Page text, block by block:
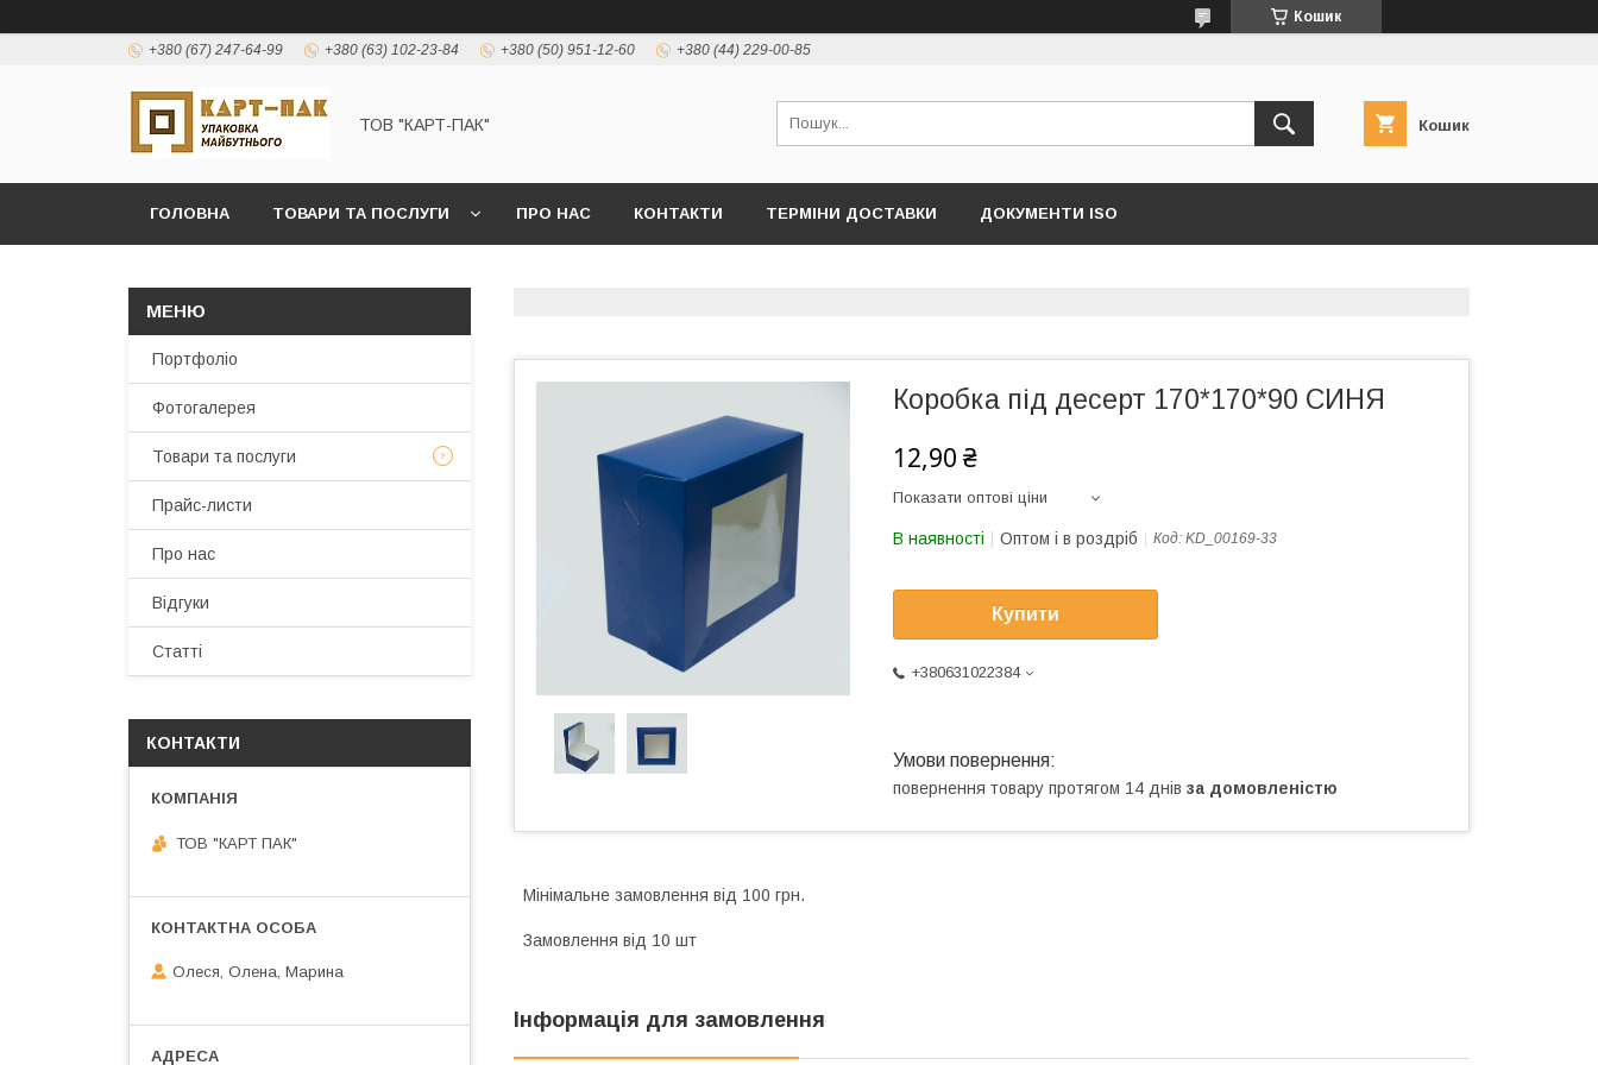
Кошик
+380 (67) 247-64-99 +380 (63) 102-23-84 +380 (50) 951-12-60 +380 (44) 229-00-85
ТОВ "КАРТ-ПАК" Кошик
ГОЛОВНА ТОВАРИ ТА ПОСЛУГИ ПРО НАС КОНТАКТИ ТЕРМІНИ ДОСТАВКИ ДОКУМЕНТИ ISO
Коробка під десерт 170*170*90 СИНЯ
12,90 ₴
Показати оптові ціни
В наявності Оптом і в роздріб Код: KD_00169-33
Купити
+380631022384
повернення товару протягом 14 днів за домовленістю
Мінімальне замовлення від 100 грн.
Замовлення від 10 шт
Інформація для замовлення
Портфоліо
Фотогалерея
Товари та послуги
Прайс-листи
Про нас
Відгуки
Статті
КОНТАКТИ
ТОВ "КАРТ ПАК"
Олеся, Олена, Марина